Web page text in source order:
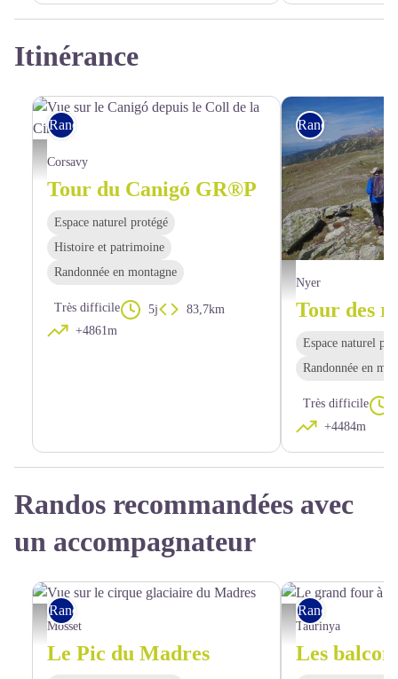
Itinérance
Vue sur le Canigó depuis le Coll de la Cirera - © Bernard Frankel - CD66
Rando itinérante
Corsavy
Tour du Canigó GR®P
Espace naturel protégé
Histoire et patrimoine
Randonnée en montagne
Très difficile 5j
83,7km
+4861m
Puig de la Collada
Rando itinérante
Nyer
Espace naturel
Randonnée en
Très difficile
+4484m
Randos recommandées avec
un accompagnateur
Vue sur le cirque glaciaire du Madres - OTI Conflent Canigó
Rando pédestre
Mosset
Le Pic du Madres
Le grand four à griller
Rando pédestre
Taurinya